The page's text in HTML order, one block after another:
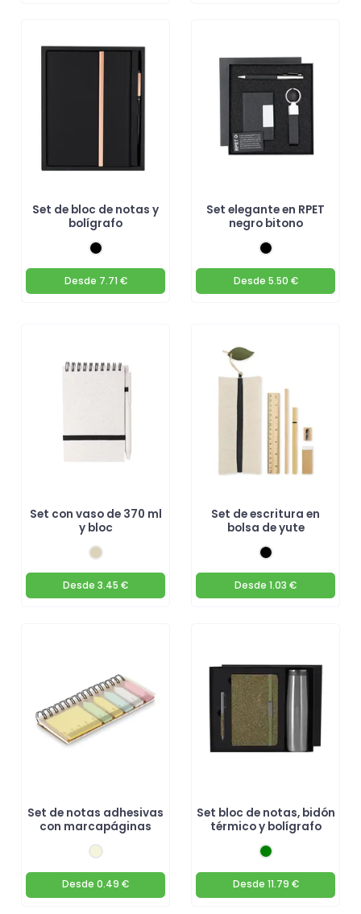
Set de bloc de notas y
bolígrafo
Desde 7.71 €
Set elegante en RPET
negro bitono
Desde 5.50 €
Set con vaso de 370 ml
y bloc
Desde 3.45 €
Set de escritura en
bolsa de yute
Desde 1.03 €
Set de notas adhesivas
con marcapáginas
Desde 0.49 €
Set bloc de notas, bidón
térmico y bolígrafo
Desde 11.79 €